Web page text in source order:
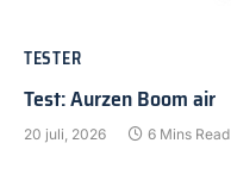
TESTER
Test: Aurzen Boom air
20 juli, 2026 6 Mins Read